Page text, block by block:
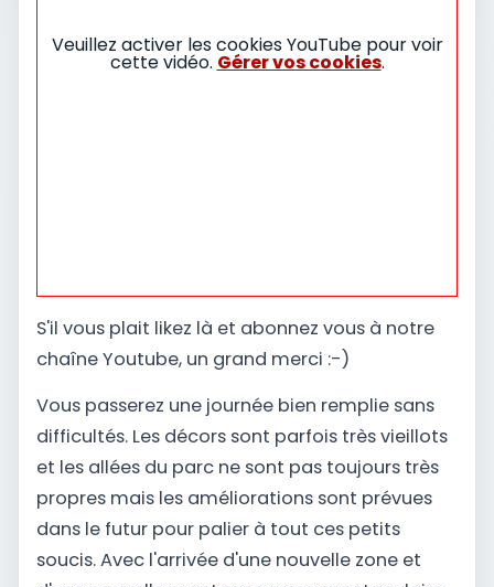
Veuillez activer les cookies YouTube pour voir
cette vidéo. Gérer vos cookies.
S'il vous plait likez là et abonnez vous à notre
chaîne Youtube, un grand merci :-)
Vous passerez une journée bien remplie sans
difficultés. Les décors sont parfois très vieillots
et les allées du parc ne sont pas toujours très
propres mais les améliorations sont prévues
dans le futur pour palier à tout ces petits
soucis. Avec l'arrivée d'une nouvelle zone et